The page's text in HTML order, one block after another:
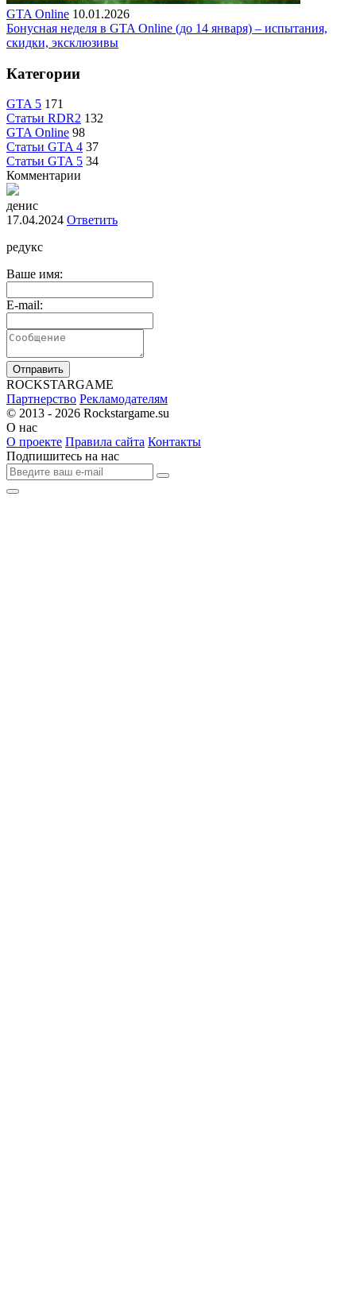
GTA Online 10.01.2026
Бонусная неделя в GTA Online (до 14 января) – испытания,
скидки, эксклюзивы
Категории
GTA 5 171
Статьи RDR2 132
GTA Online 98
Статьи GTA 4 37
Статьи GTA 5 34
Комментарии
денис
17.04.2024 Ответить
редукс
Ваше имя:
E-mail:
Отправить
ROCKSTARGAME
Партнерство Рекламодателям
© 2013 - 2026 Rockstargame.su
О нас
О проекте Правила сайта Контакты
Подпишитесь на нас